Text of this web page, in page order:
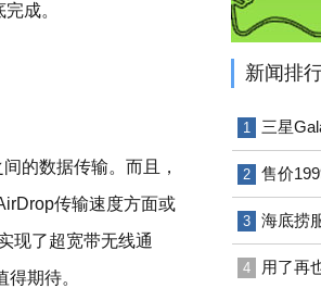
成。
的数据传输。而且，
传输速度方面或
现了超宽带无线通
期待。
新闻排
1 三星
2 售价
3 海底捞
4 用了再